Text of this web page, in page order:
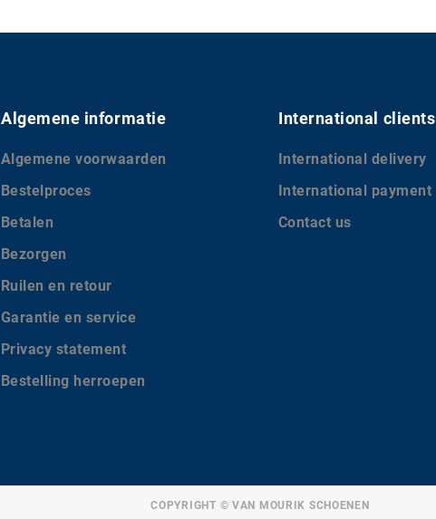
Algemene informatie
Algemene voorwaarden
Bestelproces
Betalen
Bezorgen
Ruilen en retour
Garantie en service
Privacy statement
Bestelling herroepen
International clients
International delivery
International payment
Contact us
COPYRIGHT © VAN MOURIK SCHOENEN